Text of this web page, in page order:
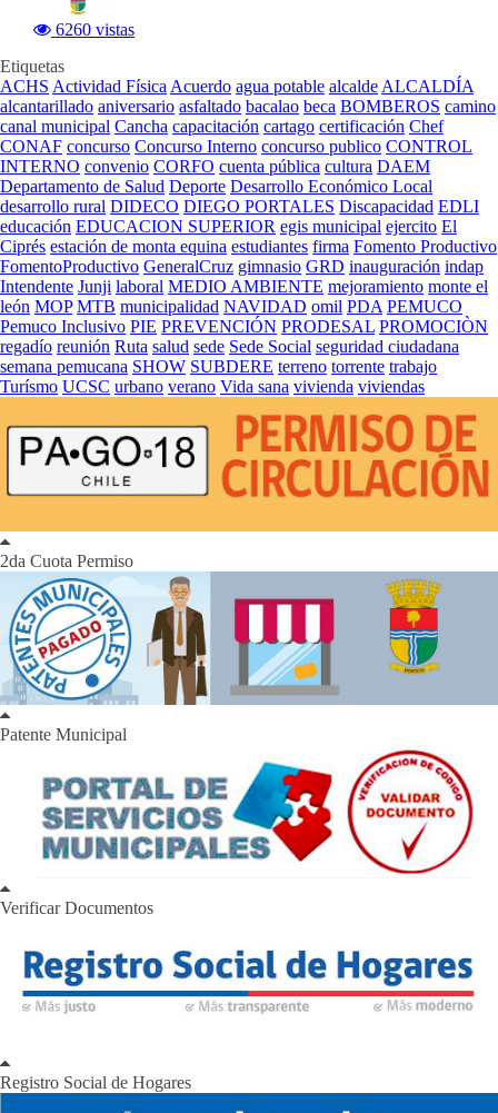
6260 vistas
Etiquetas
ACHS Actividad FísicaAcuerdo agua potable alcaldeALCALDÍA
alcantarillado aniversario asfaltado bacalao beca BOMBEROS camino
canal municipal Cancha capacitación cartago certificación Chef
CONAF concurso Concurso Interno concurso publico CONTROL
INTERNO convenio CORFO cuenta pública cultura DAEM
Departamento de Salud Deporte Desarrollo Económico Local
desarrollo rural DIDECO DIEGO PORTALES Discapacidad EDLI
educación EDUCACION SUPERIOR egis municipal ejercito El
Ciprés estación de monta equina estudiantes firma Fomento Productivo
FomentoProductivo GeneralCruz gimnasio GRD inauguración indap
Intendente Junji laboral MEDIO AMBIENTE mejoramiento monte el
león MOP MTB municipalidad NAVIDAD omil PDA PEMUCO
Pemuco Inclusivo PIE PREVENCIÓN PRODESAL PROMOCIÒN
regadío reunión Ruta salud sede Sede Social seguridad ciudadana
semana pemucana SHOW SUBDERE terreno torrente trabajo
Turísmo UCSC urbano verano Vida sana vivienda viviendas
2da Cuota Permiso
Patente Municipal
Verificar Documentos
Registro Social de Hogares